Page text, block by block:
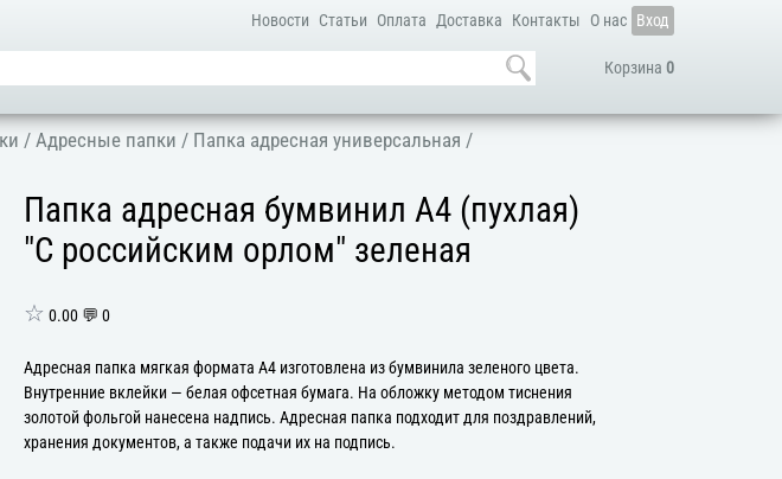
Новости Статьи Оплата Доставка Контакты О нас Вход
Корзина 0
/Адресные папки / Папка адресная универсальная /
Папка адресная бумвинил А4 (пухлая)
"С российским орлом" зеленая
☆ 0.00 💬 0
Адресная папка мягкая формата А4 изготовлена из бумвинила зеленого цвета.
Внутренние вклейки — белая офсетная бумага. На обложку методом тиснения
золотой фольгой нанесена надпись. Адресная папка подходит для поздравлений,
хранения документов, а также подачи их на подпись.